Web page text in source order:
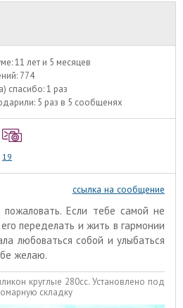
11 лет и 5 месяцев
774
спасибо:1 раз
5 раз в 5 сообщенях
19
ссылка на сообщение
Если тебе самой не
переделать и жить в гармонии
любоваться собой и улыбаться
желаю.
круглые 280сс. Установлено под
складку